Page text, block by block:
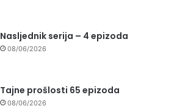
Nasljednik serija – 4 epizoda
08/06/2026
Tajne prošlosti 65 epizoda
08/06/2026